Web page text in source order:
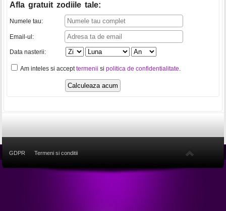
Afla gratuit zodiile tale:
Numele tau:
Email-ul:
Data nasterii:
Am inteles si accepttermenii si politica de confidentialitate.
GDPR Termeni si conditii